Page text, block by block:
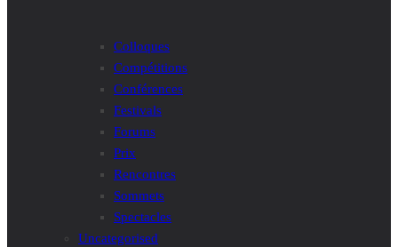
Colloques
Compétitions
Conférences
Festivals
Forums
Prix
Rencontres
Sommets
Spectacles
Uncategorised